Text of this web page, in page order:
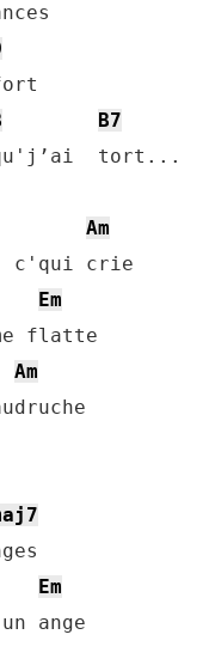
B7
qu'j’ai  tort...
Am
c'qui crie
Em
flatte
Am
Em
ange